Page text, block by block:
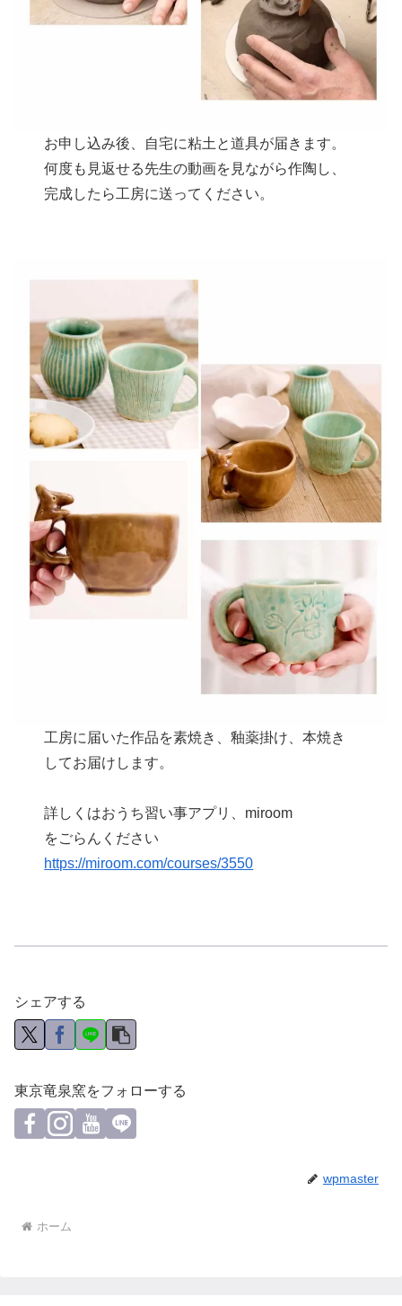
お申し込み後、自宅に粘土と道具が届きます。
何度も見返せる先生の動画を見ながら作陶し、
完成したら工房に送ってください。
工房に届いた作品を素焼き、釉薬掛け、本焼き
してお届けします。
詳しくはおうち習い事アプリ、miroom
をごらんください
https://miroom.com/courses/3550
シェアする
東京竜泉窯をフォローする
wpmaster
ホーム